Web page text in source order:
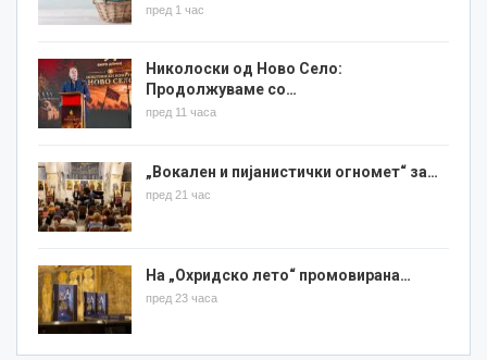
пред 1 час
Николоски од Ново Село:
Продолжуваме со…
пред 11 часа
„Вокален и пијанистички огномет“ за…
пред 21 час
На „Охридско лето“ промовирана…
пред 23 часа